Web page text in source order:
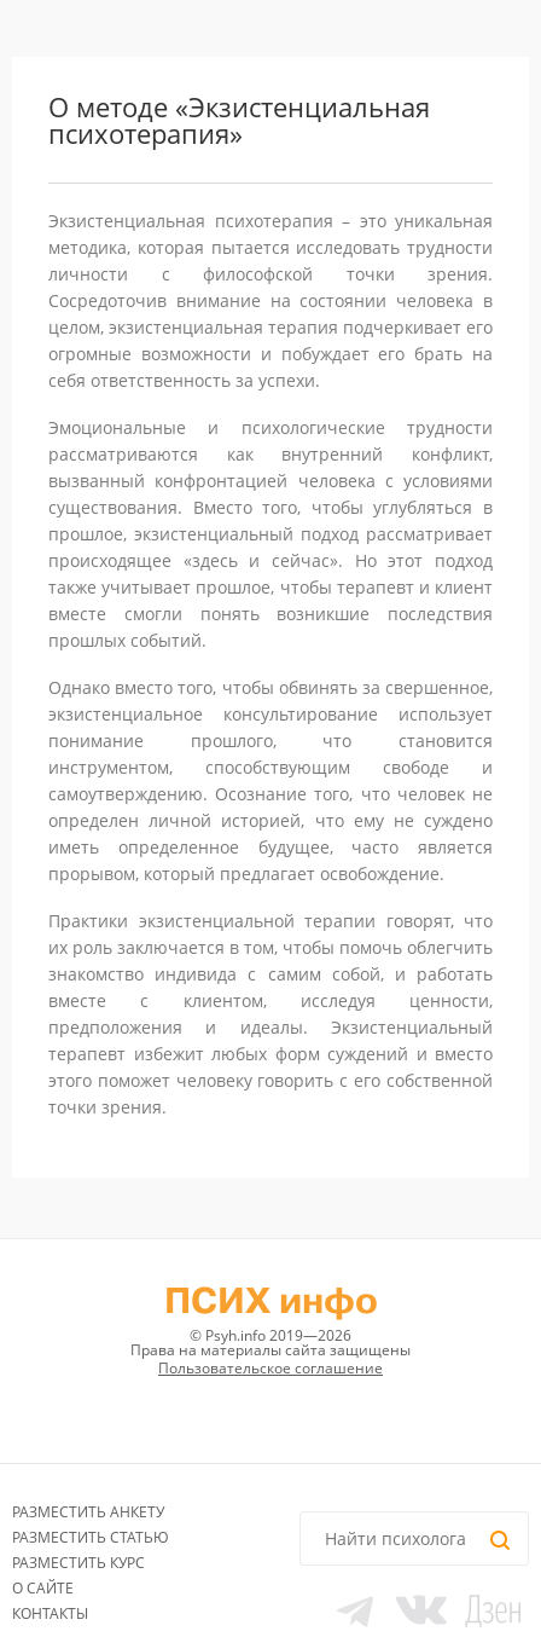
О методе «Экзистенциальная
психотерапия»
Экзистенциальная психотерапия – это уникальная
методика, которая пытается исследовать трудности
личности с философской точки зрения.
Сосредоточив внимание на состоянии человека в
целом, экзистенциальная терапия подчеркивает его
огромные возможности и побуждает его брать на
себя ответственность за успехи.
Эмоциональные и психологические трудности
рассматриваются как внутренний конфликт,
вызванный конфронтацией человека с условиями
существования. Вместо того, чтобы углубляться в
прошлое, экзистенциальный подход рассматривает
происходящее «здесь и сейчас». Но этот подход
также учитывает прошлое, чтобы терапевт и клиент
вместе смогли понять возникшие последствия
прошлых событий.
Однако вместо того, чтобы обвинять за свершенное,
экзистенциальное консультирование использует
понимание прошлого, что становится
инструментом, способствующим свободе и
самоутверждению. Осознание того, что человек не
определен личной историей, что ему не суждено
иметь определенное будущее, часто является
прорывом, который предлагает освобождение.
Практики экзистенциальной терапии говорят, что
их роль заключается в том, чтобы помочь облегчить
знакомство индивида с самим собой, и работать
вместе с клиентом, исследуя ценности,
предположения и идеалы. Экзистенциальный
терапевт избежит любых форм суждений и вместо
этого поможет человеку говорить с его собственной
точки зрения.
ПСИХ инфо
© Psyh.info 2019—2026
Права на материалы сайта защищены
Пользовательское соглашение
РАЗМЕСТИТЬ АНКЕТУ
РАЗМЕСТИТЬ СТАТЬЮ
РАЗМЕСТИТЬ КУРС
О САЙТЕ
КОНТАКТЫ